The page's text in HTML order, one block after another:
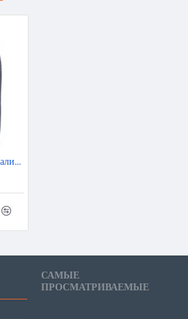
CANYON Супер Минималистический Рюкзак для 15,6'' ноутбуков BP-4
САМЫЕ
ПРОСМАТРИВАЕМЫЕ